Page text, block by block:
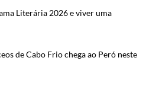
Literária 2026 e viver uma
de Cabo Frio chega ao Peró neste